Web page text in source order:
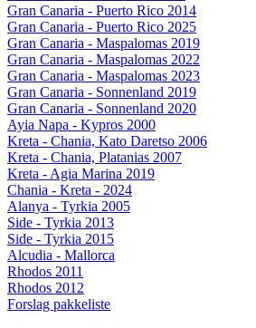
Gran Canaria - Puerto Rico 2014
Gran Canaria - Puerto Rico 2025
Gran Canaria - Maspalomas 2019
Gran Canaria - Maspalomas 2022
Gran Canaria - Maspalomas 2023
Gran Canaria - Sonnenland 2019
Gran Canaria - Sonnenland 2020
Ayia Napa - Kypros 2000
Kreta - Chania, Kato Daretso 2006
Kreta - Chania, Platanias 2007
Kreta - Agia Marina 2019
Chania - Kreta - 2024
Alanya - Tyrkia 2005
Side - Tyrkia 2013
Side - Tyrkia 2015
Alcudia - Mallorca
Rhodos 2011
Rhodos 2012
Forslag pakkeliste